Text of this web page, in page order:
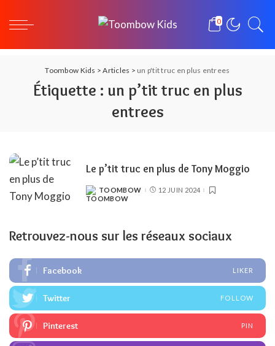
0
Toombow Kids >Articles > un p'tit truc en plus entrees
Étiquette : un p’tit truc en plus
entrees
Le p’tit truc en plus de Tony Moggio
POSTED
BY
TOOMBOW 12 JUIN 2024
Retrouvez-nous sur les réseaux sociaux
Facebook LIKER
Twitter FOLLOW
Pinterest PIN